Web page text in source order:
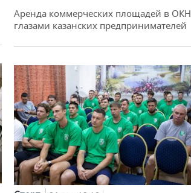
Аренда коммерческих площадей в ОКН
глазами казанских предпринимателей